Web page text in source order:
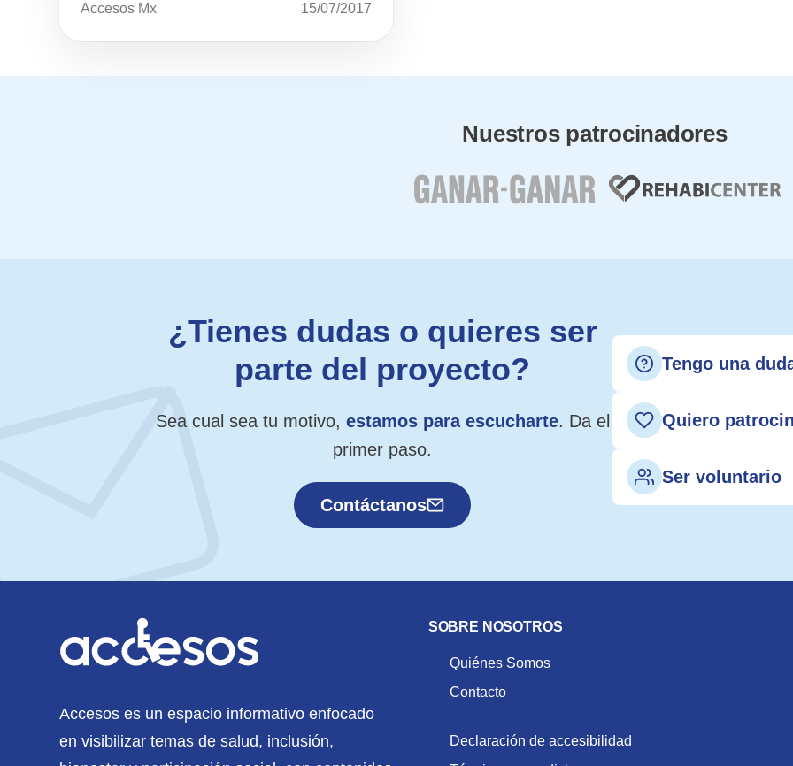
Accesos Mx 15/07/2017
Nuestros patrocinadores
¿Tienes dudas o quieres ser
parte del proyecto?
Sea cual sea tu motivo, estamos para escucharte. Da el
primer paso.
Contáctanos
Tengo una
Quiero
Ser voluntario
Accesos es un espacio informativo enfocado
en visibilizar temas de salud, inclusión,
SOBRE NOSOTROS
Quiénes Somos
Contacto
Declaración de accesibilidad